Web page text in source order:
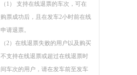
（1） 支持在线退票的车次，可在
购票成功后，且在发车2小时前在线
申请退票。
（2）在线退票失败的用户以及购买
不支持在线退票或超过在线退票时
间车次的用户，请在发车前至发车